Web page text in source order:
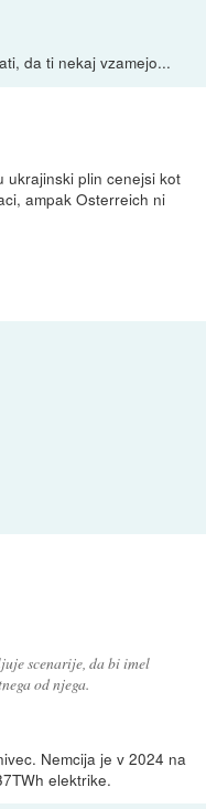
da ti nekaj vzamejo...
ukrajinski plin cenejsi kot
ampak Osterreich ni
scenarije, da bi imel
od njega.
Nemcija je v 2024 na
elektrike.